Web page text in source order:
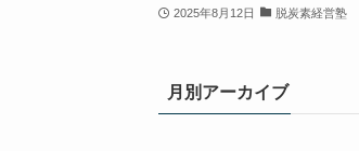
2025年8月12日 脱炭素経営塾
月別アーカイブ